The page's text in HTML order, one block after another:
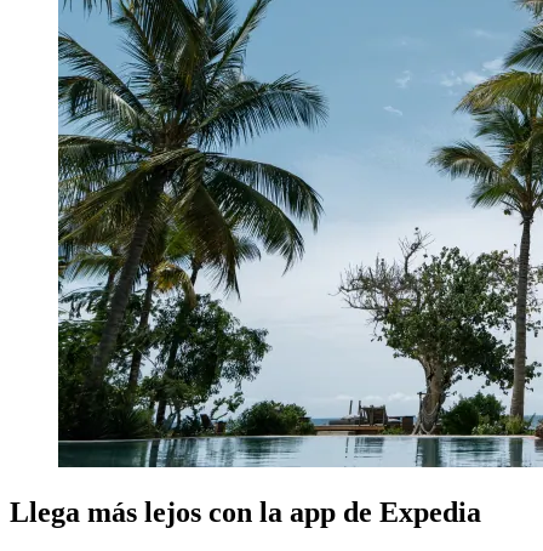
Llega más lejos con la app de Expedia